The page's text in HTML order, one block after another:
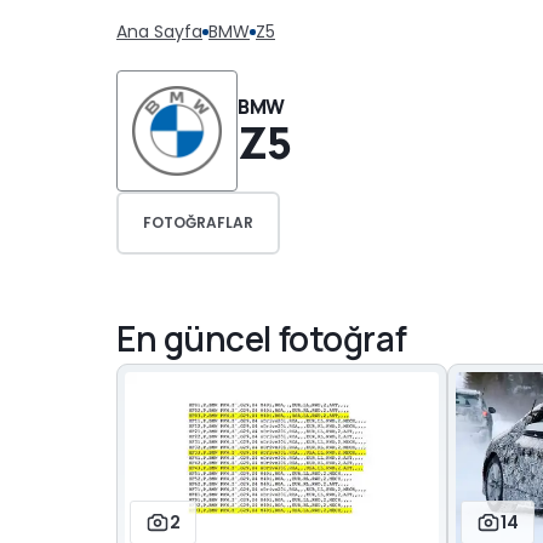
Ana Sayfa BMW Z5
BMW
Z5
FOTOĞRAFLAR
En güncel fotoğraf
2 14